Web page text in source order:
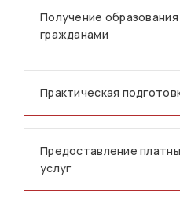
Получение
гражданами
Практическая
Предоставление
услуг